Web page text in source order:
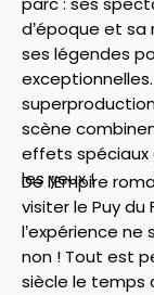
d’époque et sa
ses légendes
scène
effets spéciaux
les yeux !
De l’Empire
visiter le Puy du
l’expérience ne
non ! Tout est
siècle le temps